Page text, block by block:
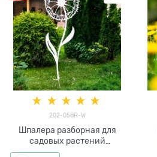
202-058R-W
Шпалера разборная для
садовых растений
Одуванчик 202-058R-W